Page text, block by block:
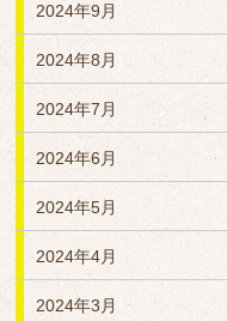
2024年9月
2024年8月
2024年7月
2024年6月
2024年5月
2024年4月
2024年3月